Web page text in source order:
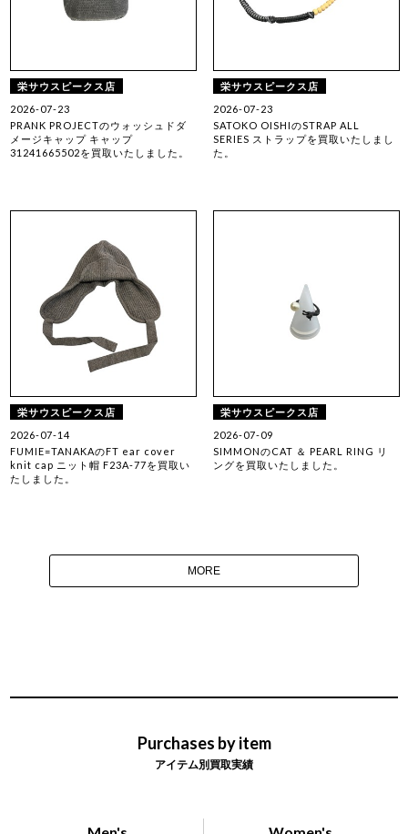
栄サウスピークス店
2026-07-23
PRANK PROJECTのウォッシュドダ
メージキャップ キャップ
31241665502を買取いたしました。
栄サウスピークス店
2026-07-23
SATOKO OISHIのSTRAP ALL
SERIES ストラップを買取いたしまし
た。
栄サウスピークス店
2026-07-14
FUMIE=TANAKAのFT ear cover
knit cap ニット帽 F23A-77を買取い
たしました。
栄サウスピークス店
2026-07-09
SIMMONのCAT ＆ PEARL RING リ
ングを買取いたしました。
MORE
Purchases by item
アイテム別買取実績